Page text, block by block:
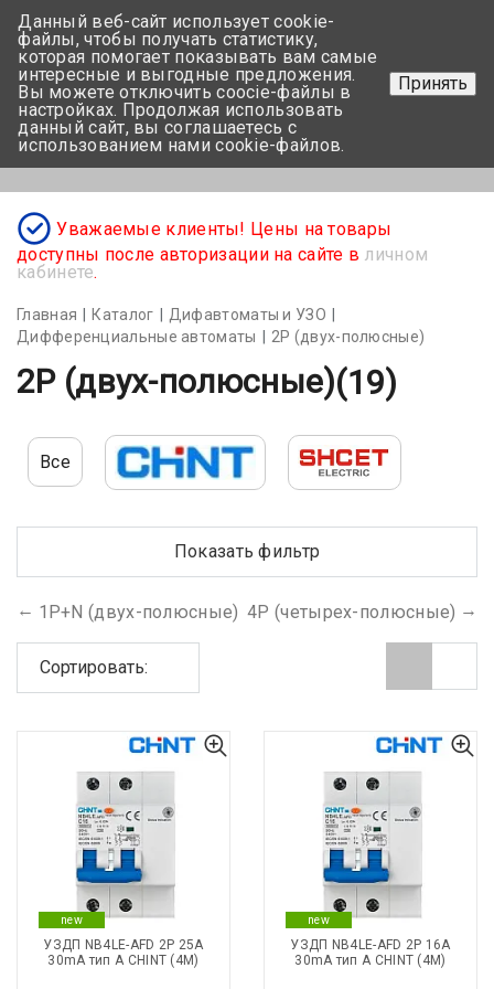
+375 17-350-99-56
+375 44-752-82-08
Задать вопрос
Уважаемые клиенты! Цены на товары
доступны после авторизации на сайте в личном
кабинете.
Главная Каталог
Дифавтоматы и УЗО
Дифференциальные автоматы
2Р (двух-полюсные)
2Р (двух-полюсные)(19)
Все
Показать фильтр
1Р+N (двух-полюсные) 4Р (четырех-полюсные)
Сортировать:
new
УЗДП NB4LE-AFD 2P 25A
30mA тип А CHINT (4М)
new
УЗДП NB4LE-AFD 2P 16A
30mA тип А CHINT (4М)
Данный веб-сайт использует cookie-
файлы, чтобы получать статистику,
которая помогает показывать вам самые
интересные и выгодные предложения.
Вы можете отключить coocie-файлы в
настройках. Продолжая использовать
данный сайт, вы соглашаетесь с
использованием нами cookie-файлов.
Принять